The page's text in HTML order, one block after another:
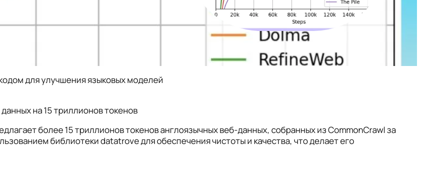
для улучшения языковых моделей
на 15 триллионов токенов
более 15 триллионов токенов англоязычных веб-данных, собранных из CommonCrawl за
библиотеки datatrove для обеспечения чистоты и качества, что делает его